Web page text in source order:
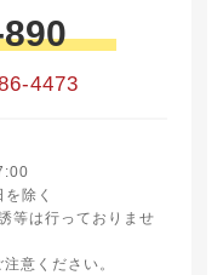
4473
ら17時
除く
等は行っておりませ
意ください。